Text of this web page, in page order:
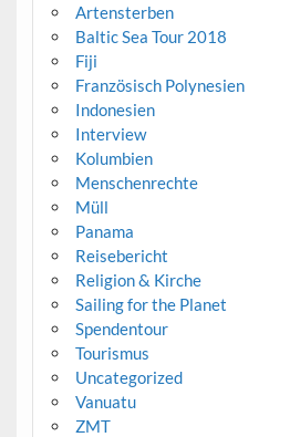
Artensterben
Baltic Sea Tour 2018
Fiji
Französisch Polynesien
Indonesien
Interview
Kolumbien
Menschenrechte
Müll
Panama
Reisebericht
Religion & Kirche
Sailing for the Planet
Spendentour
Tourismus
Uncategorized
Vanuatu
ZMT